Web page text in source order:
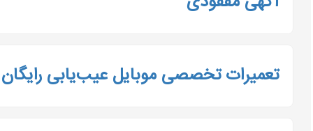
تعمیرات تخصصی موبایل عیب‌یابی